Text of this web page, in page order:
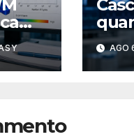
in
MEG
AGO